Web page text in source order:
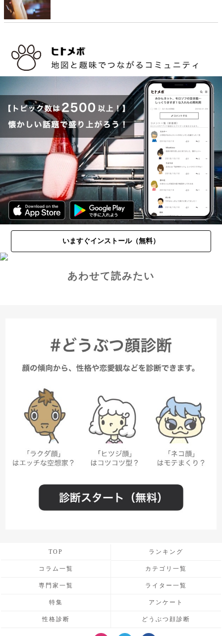
いますぐインストール（無料）
あわせて読みたい
TOP ランキング
コラム一覧 カテゴリ一覧
専門家一覧 ライター一覧
特集 アンケート
性格診断 どうぶつ顔診断